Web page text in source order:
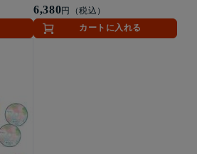
6,380円（税込）
カートに入れる